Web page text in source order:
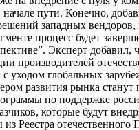
начале пути. Конечно,
западных вендоров,
процесс будет
Эксперт добавил,
производителей
уходом глобальных
развития рынка станут
по поддержке
которые будут
Реестра отечественного